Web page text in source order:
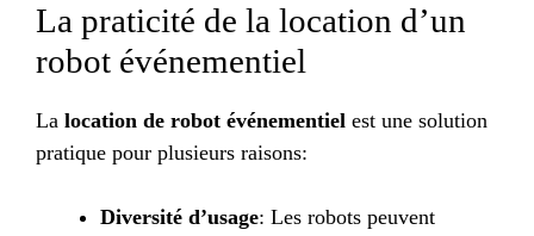
La praticité de la location d’un
robot événementiel
La location de robot événementiel est une solution
pratique pour plusieurs raisons:
Diversité d’usage: Les robots peuvent